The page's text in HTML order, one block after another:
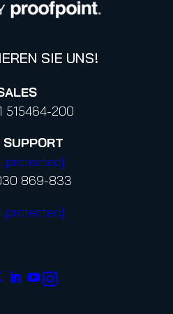
SIE UNS!
515464-200
SUPPORT
protected]
869-833
protected]